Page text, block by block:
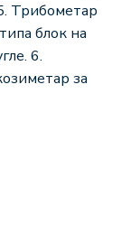
Трибометар
блок на
6.
за